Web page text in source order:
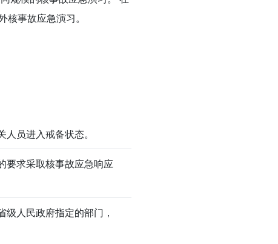
事故应急演习。
员进入戒备状态。
要求采取核事故应急响应
人民政府指定的部门，